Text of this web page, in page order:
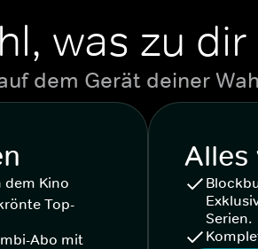
was zu
dem Gerät deiner
dem Kino
Top-
Abo mit
Alles
Serien.